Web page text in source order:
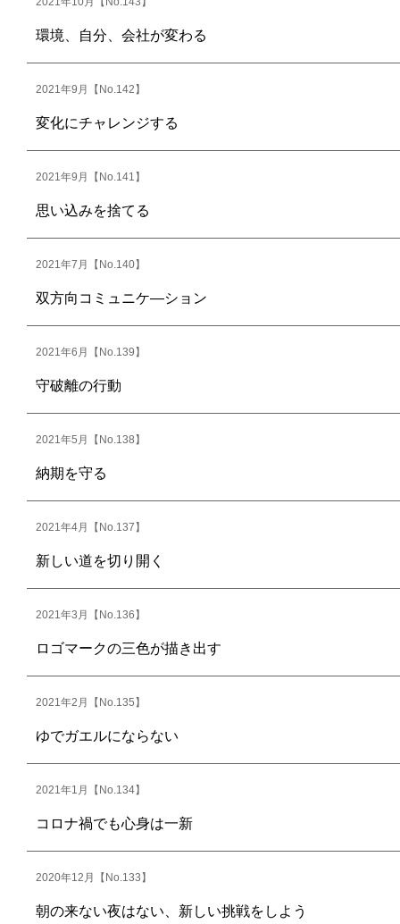
環境、自分、会社が変わる
2021年9月【No.142】
変化にチャレンジする
2021年9月【No.141】
思い込みを捨てる
2021年7月【No.140】
双方向コミュニケ―ション
2021年6月【No.139】
守破離の行動
2021年5月【No.138】
納期を守る
2021年4月【No.137】
新しい道を切り開く
2021年3月【No.136】
ロゴマークの三色が描き出す
2021年2月【No.135】
ゆでガエルにならない
2021年1月【No.134】
コロナ禍でも心身は一新
2020年12月【No.133】
朝の来ない夜はない、新しい挑戦をしよう